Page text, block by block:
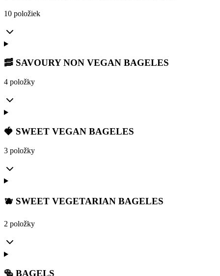
10 položiek
🥓 SAVOURY NON VEGAN BAGELES
4 položky
🍓 SWEET VEGAN BAGELES
3 položky
🫐 SWEET VEGETARIAN BAGELES
2 položky
🥯 BAGELS